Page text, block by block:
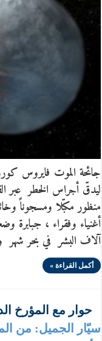
جائحة الموت فايروس
ليدقّ أجراس الخطر عبر
منظور مكبّلا ومسجوناً
أغنياء وفقراء ، جبابرة
آلاف البشر في بحر
أكمل القراءة »
حوار مع المؤرخ
سيّار الجميل: من